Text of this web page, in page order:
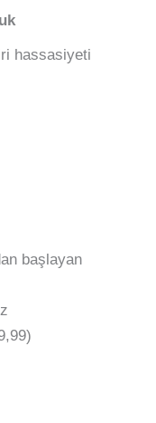
hassasiyeti
başlayan